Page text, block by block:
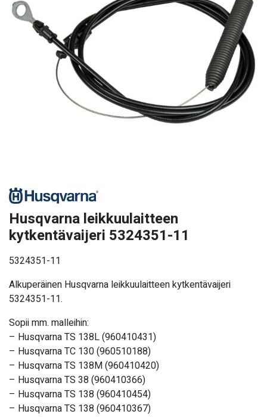
Husqvarna leikkuulaitteen
kytkentävaijeri 5324351-11
5324351-11
Alkuperäinen Husqvarna leikkuulaitteen kytkentävaijeri
5324351-11.
Sopii mm. malleihin:
– Husqvarna TS 138L (960410431)
– Husqvarna TC 130 (960510188)
– Husqvarna TS 138M (960410420)
– Husqvarna TS 38 (960410366)
– Husqvarna TS 138 (960410454)
– Husqvarna TS 138 (960410367)